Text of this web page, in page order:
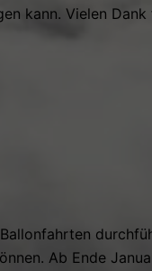
kann. Vielen Dank
Ab Ende